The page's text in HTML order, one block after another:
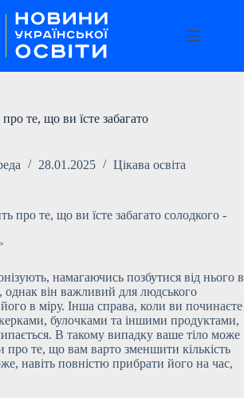
те, що ви їсте забагато
28.01.2025 Цікава освіта
намагаючись позбутися від нього в
однак він важливий для людського
в міру. Інша справа, коли ви починаєте
булочками та іншими продуктами,
В такому випадку ваше тіло може
про те, що вам варто зменшити кількість
навіть повністю прибрати його на час,